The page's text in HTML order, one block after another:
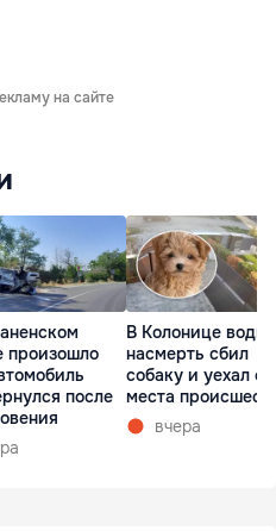
на сайте
произошло
после
В Колонице
насмерть сбил
собаку и уехал с
места
вчера